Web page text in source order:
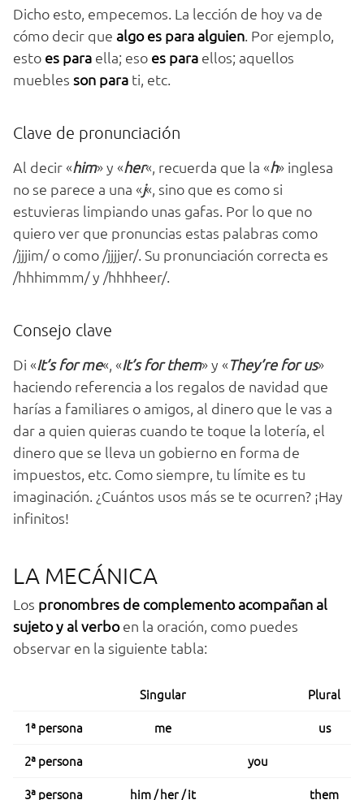
Dicho esto, empecemos. La lección de hoy va de
cómo decir que algo es para alguien. Por ejemplo,
esto es para ella; eso es para ellos; aquellos
muebles son para ti, etc.
Clave de pronunciación
Al decir «him» y «her«, recuerda que la «h» inglesa
no se parece a una «j«, sino que es como si
estuvieras limpiando unas gafas. Por lo que no
quiero ver que pronuncias estas palabras como
/jjjim/ o como /jjjjer/. Su pronunciación correcta es
/hhhimmm/ y /hhhheer/.
Consejo clave
Di «It’s for me«, «It’s for them» y «They’re for us»
haciendo referencia a los regalos de navidad que
harías a familiares o amigos, al dinero que le vas a
dar a quien quieras cuando te toque la lotería, el
dinero que se lleva un gobierno en forma de
impuestos, etc. Como siempre, tu límite es tu
imaginación. ¿Cuántos usos más se te ocurren? ¡Hay
infinitos!
LA MECÁNICA
Los pronombres de complemento acompañan al
sujeto y al verboen la oración, como puedes
observar en la siguiente tabla:
Singular
Plural
1ª persona
me
us
2ª persona
you
3ª persona
him / her / it them